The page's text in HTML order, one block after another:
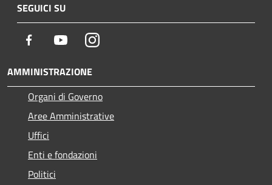
SEGUICI SU
Facebook YoutubeInstagram
AMMINISTRAZIONE
Organi di Governo
Aree Amministrative
Uffici
Enti e fondazioni
Politici